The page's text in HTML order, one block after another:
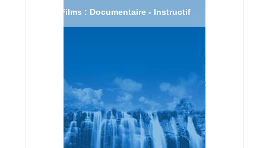
Films : Documentaire - Instructif